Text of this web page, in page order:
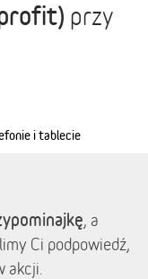
przy
i tablecie
, a
Ci podpowiedź,
akcji.